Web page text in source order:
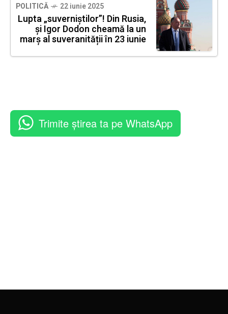
POLITICĂ 22 iunie 2025
Lupta „suverniștilor”! Din Rusia,
și Igor Dodon cheamă la un
marș al suveranității în 23 iunie
Trimite știrea ta pe WhatsApp